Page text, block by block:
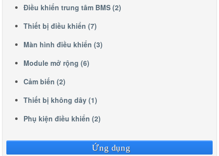
Điều khiển trung tâm BMS (2)
Thiết bị điều khiển (7)
Màn hình điều khiển (3)
Module mở rộng (6)
Cảm biến (2)
Thiết bị không dây (1)
Phụ kiện điều khiển (2)
Ứng dụng